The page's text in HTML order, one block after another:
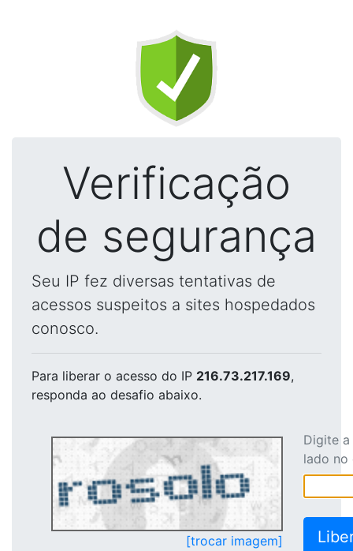
Verificação
de segurança
Seu IP fez diversas tentativas de
acessos suspeitos a sites hospedados
conosco.
Para liberar o acesso do IP 216.73.217.169,
responda ao desafio abaixo.
[trocar imagem]
Digite
lado no